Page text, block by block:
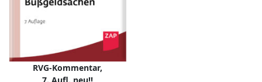
RVG-Kommentar,